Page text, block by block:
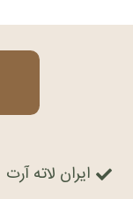
ایران لاته آرت